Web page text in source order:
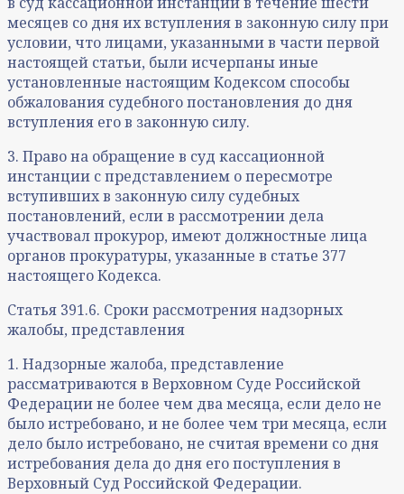
месяцев со дня их вступления в законную силу при
условии, что лицами, указанными в части первой
настоящей статьи, были исчерпаны иные
установленные настоящим Кодексом способы
обжалования судебного постановления до дня
вступления его в законную силу.
3. Право на обращение в суд кассационной
инстанции с представлением о пересмотре
вступивших в законную силу судебных
постановлений, если в рассмотрении дела
участвовал прокурор, имеют должностные лица
органов прокуратуры, указанные в статье 377
настоящего Кодекса.
Статья 391.6. Сроки рассмотрения надзорных
жалобы, представления
1. Надзорные жалоба, представление
рассматриваются в Верховном Суде Российской
Федерации не более чем два месяца, если дело не
было истребовано, и не более чем три месяца, если
дело было истребовано, не считая времени со дня
истребования дела до дня его поступления в
Верховный Суд Российской Федерации.